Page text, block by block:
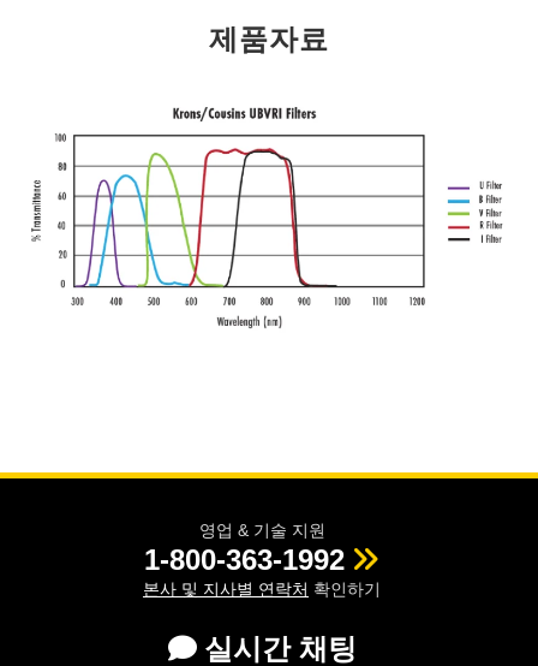
제품자료
영업 & 기술 지원
1-800-363-1992
본사 및 지사별 연락처 확인하기
실시간 채팅